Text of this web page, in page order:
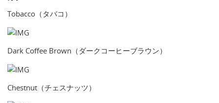
Tobacco（タバコ）
Dark Coffee Brown（ダークコーヒーブラウン）
Chestnut（チェスナッツ）